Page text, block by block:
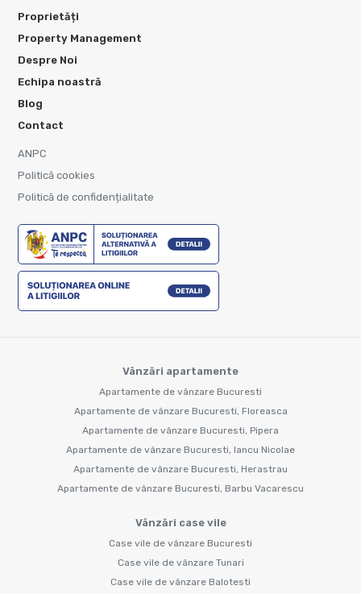
Proprietăți
Property Management
Despre Noi
Echipa noastră
Blog
Contact
ANPC
Politică cookies
Politică de confidențialitate
Vânzări apartamente
Apartamente de vânzare Bucuresti
Apartamente de vânzare Bucuresti, Floreasca
Apartamente de vânzare Bucuresti, Pipera
Apartamente de vânzare Bucuresti, Iancu Nicolae
Apartamente de vânzare Bucuresti, Herastrau
Apartamente de vânzare Bucuresti, Barbu Vacarescu
Vânzări case vile
Case vile de vânzare Bucuresti
Case vile de vânzare Tunari
Case vile de vânzare Balotesti